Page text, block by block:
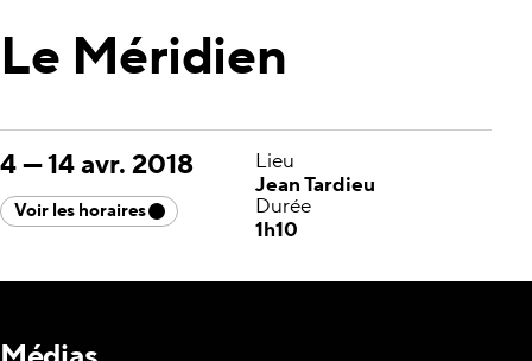
Le Méridien
4—14 avr. 2018
Voir les horaires
Lieu
Jean Tardieu
Durée
1h10